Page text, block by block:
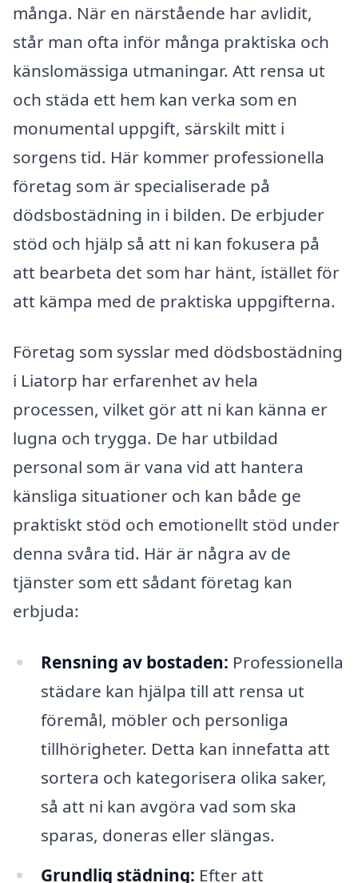
många. När en närstående har avlidit,
står man ofta inför många praktiska och
känslomässiga utmaningar. Att rensa ut
och städa ett hem kan verka som en
monumental uppgift, särskilt mitt i
sorgens tid. Här kommer professionella
företag som är specialiserade på
dödsbostädning in i bilden. De erbjuder
stöd och hjälp så att ni kan fokusera på
att bearbeta det som har hänt, istället för
att kämpa med de praktiska uppgifterna.
Företag som sysslar med dödsbostädning
i Liatorp har erfarenhet av hela
processen, vilket gör att ni kan känna er
lugna och trygga. De har utbildad
personal som är vana vid att hantera
känsliga situationer och kan både ge
praktiskt stöd och emotionellt stöd under
denna svåra tid. Här är några av de
tjänster som ett sådant företag kan
erbjuda:
Rensning av bostaden: Professionella
städare kan hjälpa till att rensa ut
föremål, möbler och personliga
tillhörigheter. Detta kan innefatta att
sortera och kategorisera olika saker,
så att ni kan avgöra vad som ska
sparas, doneras eller slängas.
Grundlig städning: Efter att